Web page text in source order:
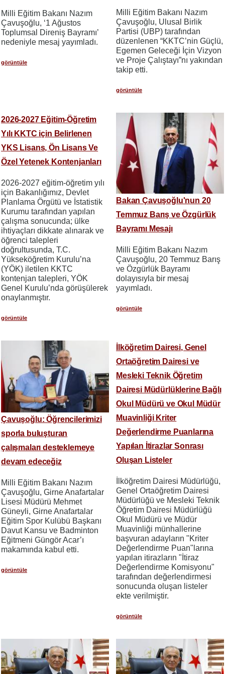
Milli Eğitim Bakanı Nazım
Çavuşoğlu, ‘1 Ağustos
Toplumsal Direniş Bayramı’
nedeniyle mesaj yayımladı.
görüntüle
Milli Eğitim Bakanı Nazım
Çavuşoğlu, Ulusal Birlik
Partisi (UBP) tarafından
düzenlenen “KKTC’nin Güçlü,
Egemen Geleceği İçin Vizyon
ve Proje Çalıştayı”nı yakından
takip etti.
görüntüle
2026-2027 Eğitim-Öğretim
Yılı KKTC için Belirlenen
YKS Lisans, Ön Lisans Ve
Özel Yetenek Kontenjanları
2026-2027 eğitim-öğretim yılı
için Bakanlığımız, Devlet
Planlama Örgütü ve İstatistik
Kurumu tarafından yapılan
çalışma sonucunda; ülke
ihtiyaçları dikkate alınarak ve
öğrenci talepleri
doğrultusunda, T.C.
Yükseköğretim Kurulu’na
(YÖK) iletilen KKTC
kontenjan talepleri, YÖK
Genel Kurulu’nda görüşülerek
onaylanmıştır.
görüntüle
Bakan Çavuşoğlu'nun 20
Temmuz Barış ve Özgürlük
Bayramı Mesajı
Milli Eğitim Bakanı Nazım
Çavuşoğlu, 20 Temmuz Barış
ve Özgürlük Bayramı
dolayısıyla bir mesaj
yayımladı.
görüntüle
Çavuşoğlu: Öğrencilerimizi
sporla buluşturan
çalışmaları desteklemeye
devam edeceğiz
Milli Eğitim Bakanı Nazım
Çavuşoğlu, Girne Anafartalar
Lisesi Müdürü Mehmet
Güneyli, Girne Anafartalar
Eğitim Spor Kulübü Başkanı
Davut Kansu ve Badminton
Eğitmeni Güngör Acar’ı
makamında kabul etti.
görüntüle
İlköğretim Dairesi, Genel
Ortaöğretim Dairesi ve
Mesleki Teknik Öğretim
Dairesi Müdürlüklerine Bağlı
Okul Müdürü ve Okul Müdür
Muavinliği Kriter
Değerlendirme Puanlarına
Yapılan İtirazlar Sonrası
Oluşan Listeler
İlköğretim Dairesi Müdürlüğü,
Genel Ortaöğretim Dairesi
Müdürlüğü ve Mesleki Teknik
Öğretim Dairesi Müdürlüğü
Okul Müdürü ve Müdür
Muavinliği münhallerine
başvuran adayların "Kriter
Değerlendirme Puan"larına
yapılan itirazların "İtiraz
Değerlendirme Komisyonu"
tarafından değerlendirmesi
sonucunda oluşan listeler
ekte verilmiştir.
görüntüle